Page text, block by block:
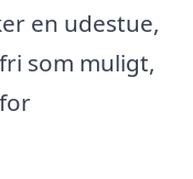
en udestue,
som muligt,